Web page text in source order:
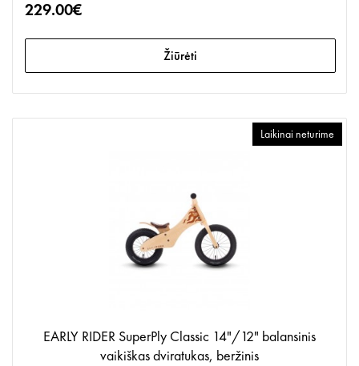
229.00€
Žiūrėti
Laikinai neturime
EARLY RIDER SuperPly Classic 14"/12" balansinis
vaikiškas dviratukas, beržinis